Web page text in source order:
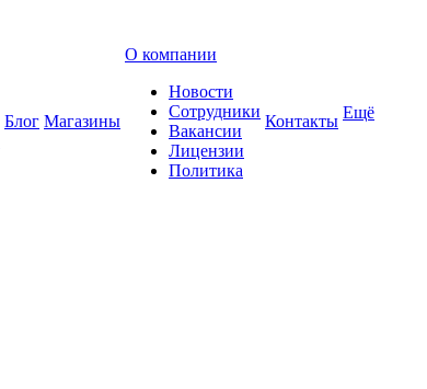
Блог Магазины
О компании
Новости
Сотрудники
Вакансии
Лицензии
Политика
Контакты Ещё